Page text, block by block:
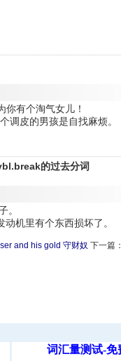
有个淘气女儿！
调皮的男孩是自找麻烦。
的过去分词
。
机里有个东西损坏了。
and his gold 守财奴 下一篇：